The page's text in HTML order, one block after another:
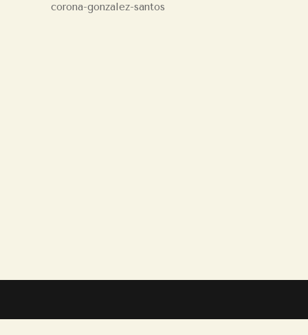
corona-gonzalez-santos